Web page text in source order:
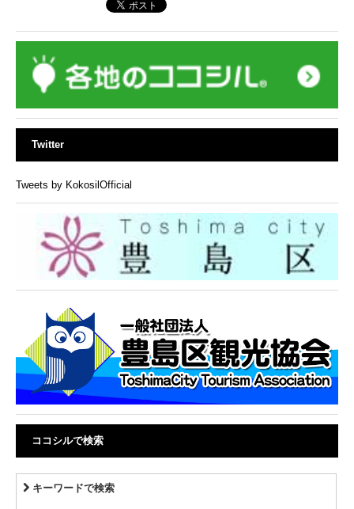
Twitter
Tweets by KokosilOfficial
ココシルで検索
キーワードで検索